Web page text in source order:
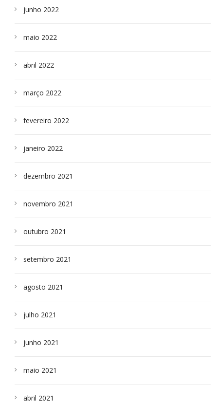
junho 2022
maio 2022
abril 2022
março 2022
fevereiro 2022
janeiro 2022
dezembro 2021
novembro 2021
outubro 2021
setembro 2021
agosto 2021
julho 2021
junho 2021
maio 2021
abril 2021